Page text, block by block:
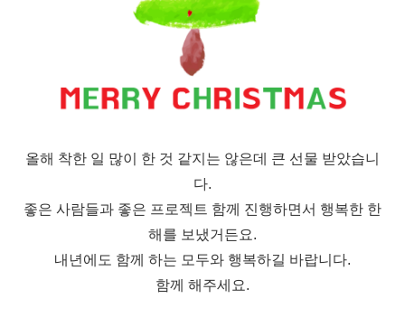
올해 착한 일 많이 한 것 같지는 않은데 큰 선물 받았습니
다.
좋은 사람들과 좋은 프로젝트 함께 진행하면서 행복한 한
해를 보냈거든요.
내년에도 함께 하는 모두와 행복하길 바랍니다.
함께 해주세요.